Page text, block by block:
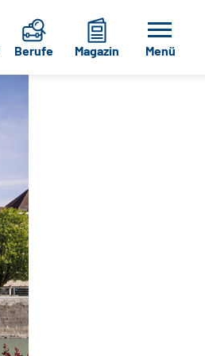
Berufe Magazin Menü